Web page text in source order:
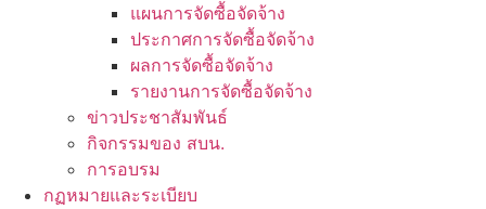
แผนการจัดซื้อจัดจ้าง
ประกาศการจัดซื้อจัดจ้าง
ผลการจัดซื้อจัดจ้าง
รายงานการจัดซื้อจัดจ้าง
ข่าวประชาสัมพันธ์
กิจกรรมของ สบน.
การอบรม
กฏหมายและระเบียบ